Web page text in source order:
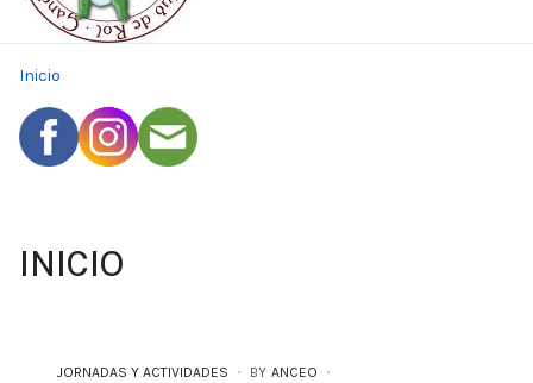
Inicio
INICIO
JORNADAS Y ACTIVIDADES BY ANCEO